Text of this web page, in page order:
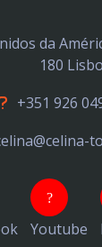
da
180
+351 926
Youtube